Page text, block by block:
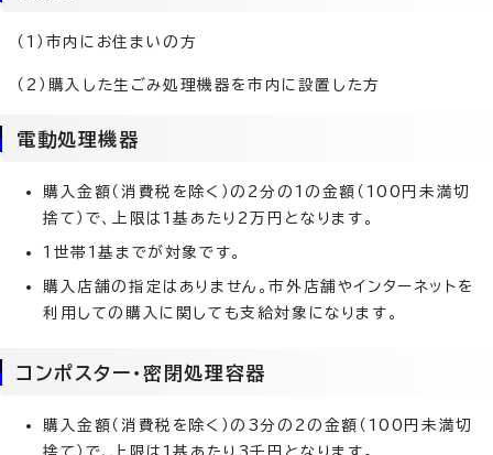
（1）市内にお住まいの方
（2）購入した生ごみ処理機器を市内に設置した方
電動処理機器
購入金額（消費税を除く）の2分の1の金額（100円未満切
捨て）で、上限は1基あたり2万円となります。
1世帯1基までが対象です。
購入店舗の指定はありません。市外店舗やインターネットを
利用しての購入に関しても支給対象になります。
コンポスター・密閉処理容器
購入金額（消費税を除く）の3分の2の金額（100円未満切
捨て）で、上限は1基あたり3千円となります。